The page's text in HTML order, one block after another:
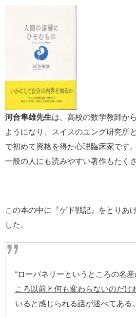
河合隼雄先生は、高校の数学教師か
ようになり、スイスのユング研究所
で初めて資格を得た心理臨床家です
一般の人にも読みやすい著作もたく
この本の中に『ゲド戦記』をとりあ
した。
“ローバネリーというところの名産
ころ以前と何も変わらないのだけ
いると感じられる話が述べてある。